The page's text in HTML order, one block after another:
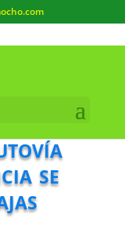
se